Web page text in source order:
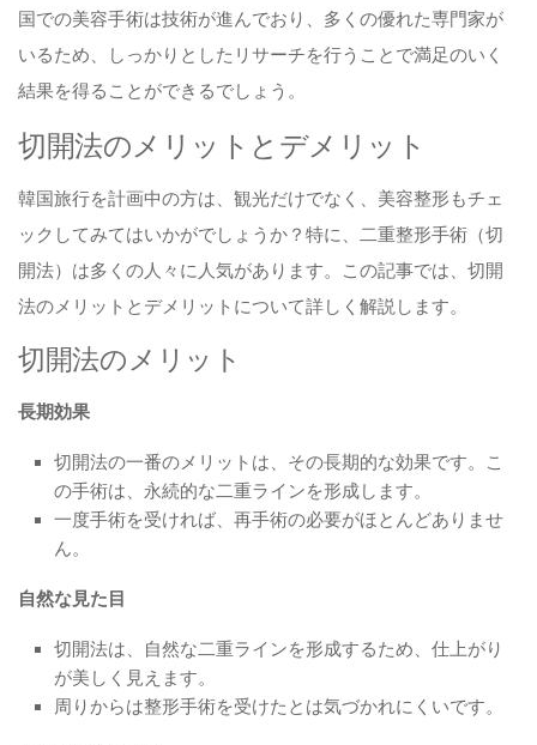
国での美容手術は技術が進んでおり、多くの優れた専門家が
いるため、しっかりとしたリサーチを行うことで満足のいく
結果を得ることができるでしょう。
切開法のメリットとデメリット
韓国旅行を計画中の方は、観光だけでなく、美容整形もチェ
ックしてみてはいかがでしょうか？特に、二重整形手術（切
開法）は多くの人々に人気があります。この記事では、切開
法のメリットとデメリットについて詳しく解説します。
切開法のメリット
長期効果
切開法の一番のメリットは、その長期的な効果です。こ
の手術は、永続的な二重ラインを形成します。
一度手術を受ければ、再手術の必要がほとんどありませ
ん。
自然な見た目
切開法は、自然な二重ラインを形成するため、仕上がり
が美しく見えます。
周りからは整形手術を受けたとは気づかれにくいです。